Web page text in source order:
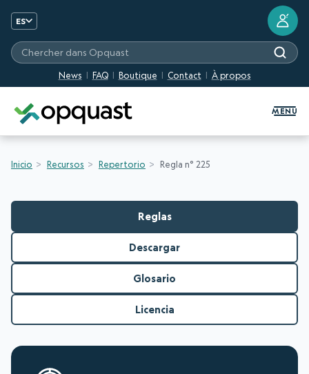
ES
News FAQ Boutique Contact À propos
Chercher dans Opquast
?
MENU
Inicio Recursos Repertorio Regla n° 225
Reglas
Descargar
Glosario
Licencia